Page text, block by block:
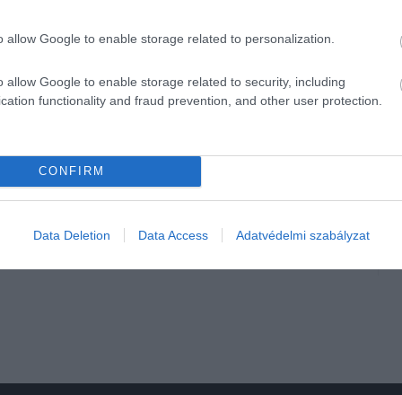
allow Google to enable storage related to personalization.
allow Google to enable storage related to security, including
functionality and fraud prevention, and other user protection.
CONFIRM
Data Deletion Data Access Adatvédelmi szabályzat
olívaolaj ára is csökkenhet hamarosan, mert ebben az
eddigi talán legnehezebb időszaka.
is gyártó Deoleo-nál szintén optimisták.